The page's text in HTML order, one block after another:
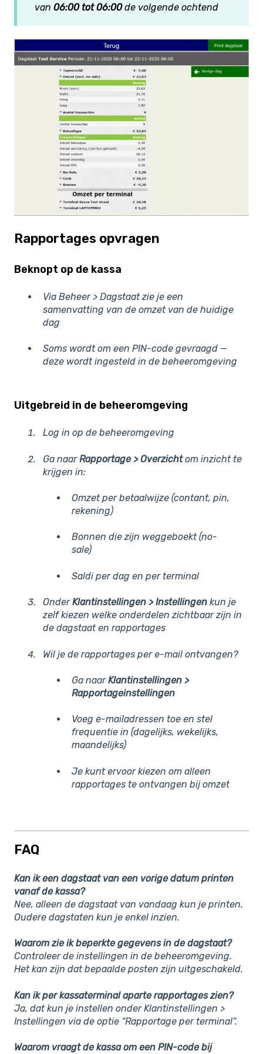
van 06:00 tot 06:00de volgende ochtend
Rapportages opvragen
Beknopt op de kassa
Via Beheer > Dagstaat zie je een
samenvatting van de omzet van de huidige
dag
Soms wordt om een PIN-code gevraagd —
deze wordt ingesteld in de beheeromgeving
Uitgebreid in de beheeromgeving
Log in op de beheeromgeving
Ga naarRapportage > Overzichtom inzicht te
krijgen in:
Omzet per betaalwijze (contant, pin,
rekening)
Bonnen die zijn weggeboekt (no-
sale)
Saldi per dag en per terminal
OnderKlantinstellingen > Instellingen kun je
zelf kiezen welke onderdelen zichtbaar zijn in
de dagstaat en rapportages
Wil je de rapportages per e-mail ontvangen?
Ga naarKlantinstellingen >
Rapportageinstellingen
Voeg e-mailadressen toe en stel
frequentie in (dagelijks, wekelijks,
maandelijks)
Je kunt ervoor kiezen om alleen
rapportages te ontvangen bij omzet
FAQ
Kan ik een dagstaat van een vorige datum printen
vanaf de kassa?
Nee, alleen de dagstaat van vandaag kun je printen.
Oudere dagstaten kun je enkel inzien.
Waarom zie ik beperkte gegevens in de dagstaat?
Controleer de instellingen in de beheeromgeving.
Het kan zijn dat bepaalde posten zijn uitgeschakeld.
Kan ik per kassaterminal aparte rapportages zien?
Ja, dat kun je instellen onderKlantinstellingen >
Instellingen via de optie “Rapportage per terminal”.
Waarom vraagt de kassa om een PIN-code bij